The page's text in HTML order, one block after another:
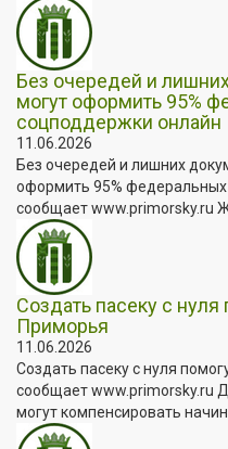
Без очередей и
могут оформить 95%
соцподдержки онлайн
11.06.2026
Без очередей и лишних
оформить 95%
сообщает www.primorsky.ru
Создать пасеку с
Приморья
11.06.2026
Создать пасеку с нуля
сообщает www.primorsky.ru
могут компенсировать